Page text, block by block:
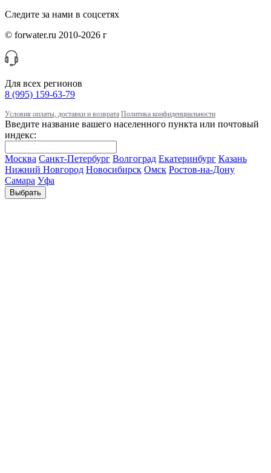
Следите за нами в соцсетях
© forwater.ru 2010-2026 г
Для всех регионов
8 (995) 159-63-79
Условия оплаты, доставки и возврата Политика конфиденциальности
Введите название вашего населенного пункта или почтовый
индекс:
Москва Санкт-Петербург Волгоград Екатеринбург Казань
Нижний Новгород Новосибирск Омск Ростов-на-Дону
Самара Уфа